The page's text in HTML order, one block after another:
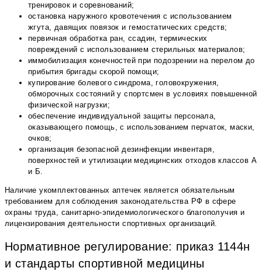
тренировок и соревнований;
остановка наружного кровотечения с использованием
жгута, давящих повязок и гемостатических средств;
первичная обработка ран, ссадин, термических
повреждений с использованием стерильных материалов;
иммобилизация конечностей при подозрении на перелом до
прибытия бригады скорой помощи;
купирование болевого синдрома, головокружения,
обморочных состояний у спортсмен в условиях повышенной
физической нагрузки;
обеспечение индивидуальной защиты персонала,
оказывающего помощь, с использованием перчаток, маски,
очков;
организация безопасной дезинфекции инвентаря,
поверхностей и утилизации медицинских отходов классов А
и Б.
Наличие укомплектованных аптечек является обязательным
требованием для соблюдения законодательства РФ в сфере
охраны труда, санитарно-эпидемиологического благополучия и
лицензирования деятельности спортивных организаций.
Нормативное регулирование: приказ 1144н
и стандарты спортивной медицины